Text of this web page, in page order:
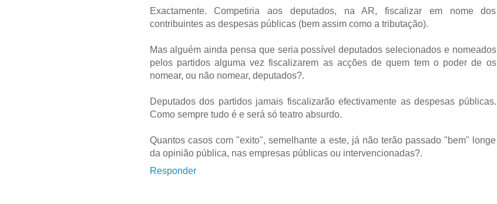
Exactamente. Competiria aos deputados, na AR, fiscalizar em nome dos
contribuintes as despesas públicas (bem assim como a tributação).
Mas alguém ainda pensa que seria possível deputados selecionados e nomeados
pelos partidos alguma vez fiscalizarem as acções de quem tem o poder de os
nomear, ou não nomear, deputados?.
Deputados dos partidos jamais fiscalizarão efectivamente as despesas públicas.
Como sempre tudo é e será só teatro absurdo.
Quantos casos com "exito", semelhante a este, já não terão passado "bem" longe
da opinião pública, nas empresas públicas ou intervencionadas?.
Responder